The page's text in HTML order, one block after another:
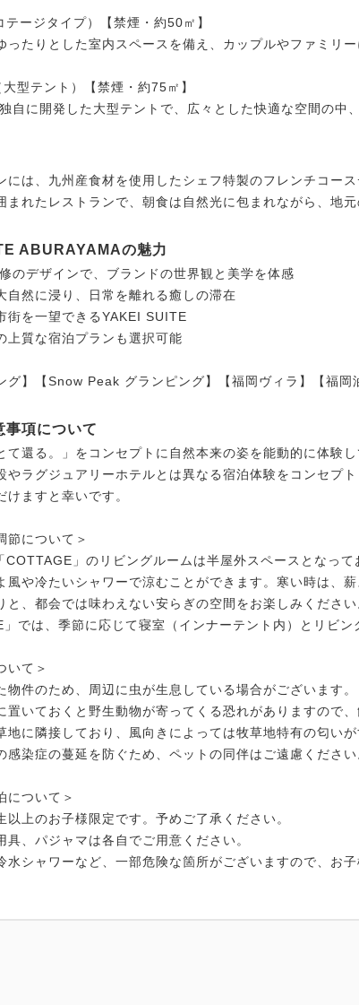
ージタイプ）【禁煙・約50㎡】
たりとした室内スペースを備え、カップルやファミリ
型テント）【禁煙・約75㎡】
に開発した大型テントで、広々とした快適な空間の中
には、九州産食材を使用したシェフ特製のフレンチコー
まれたレストランで、朝食は自然光に包まれながら、地
ABURAYAMAの魅力
のデザインで、ブランドの世界観と美学を体感
自然に浸り、日常を離れる癒しの滞在
街を一望できるYAKEI SUITE
上質な宿泊プランも選択可能
グ】【Snow Peak グランピング】【福岡ヴィラ】【福
事項について
て還る。」をコンセプトに自然本来の姿を能動的に体験
やラグジュアリーホテルとは異なる宿泊体験をコンセプ
けますと幸いです。
節について＞
」のリビングルームは半屋外スペースとなっ
や冷たいシャワーで涼むことができます。寒い時は、
と、都会では味わえない安らぎの空間をお楽しみくださ
では、季節に応じて寝室（インナーテント内）とリビ
いて＞
件のため、周辺に虫が生息している場合がございます。
いておくと野生動物が寄ってくる恐れがありますので
地に隣接しており、風向きによっては牧草地特有の匂い
感染症の蔓延を防ぐため、ペットの同伴はご遠慮くださ
について＞
上のお子様限定です。予めご了承ください。
、パジャマは各自でご用意ください。
シャワーなど、一部危険な箇所がございますので、お